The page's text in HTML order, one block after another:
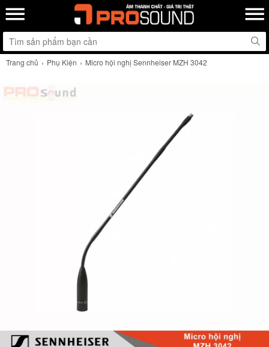
Trang chủ Phụ Kiện Micro hội nghị Sennheiser MZH 3042